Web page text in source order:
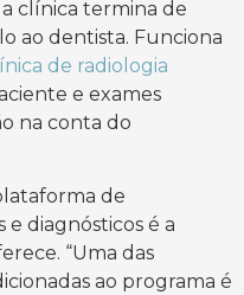
clínica termina de
ao dentista. Funciona
de radiologia
e exames
na conta do
de
diagnósticos é a
“Uma das
ao programa é